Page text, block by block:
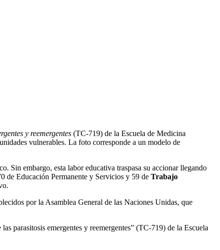
y reemergentes (TC-719) de la Escuela de Medicina
vulnerables. La foto corresponde a un modelo de
Sin embargo, esta labor educativa traspasa su accionar llegando
de Educación Permanente y Servicios y 59 de Trabajo
por la Asamblea General de las Naciones Unidas, que
parasitosis emergentes y reemergentes” (TC-719) de la Escuela